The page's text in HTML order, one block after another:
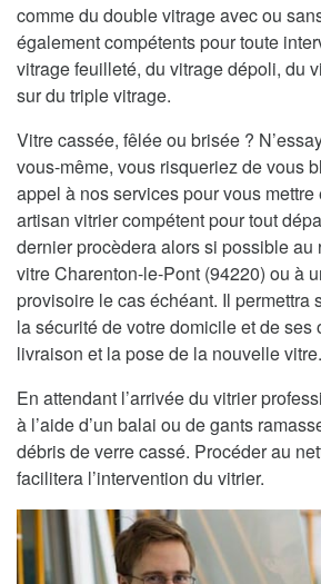
comme du double vitrage avec ou
également compétents pour toute
vitrage feuilleté, du vitrage dépoli, du
sur du triple vitrage.
Vitre cassée, fêlée ou brisée ?
vous-même, vous risqueriez de vous
appel à nos services pour vous
artisan vitrier compétent pour tout
dernier procèdera alors si possible au
vitre Charenton-le-Pont (94220) ou à
provisoire le cas échéant. Il permettra
la sécurité de votre domicile et de ses
livraison et la pose de la nouvelle vitre.
En attendant l’arrivée du vitrier
à l’aide d’un balai ou de gants
débris de verre cassé. Procéder au
facilitera l’intervention du vitrier.